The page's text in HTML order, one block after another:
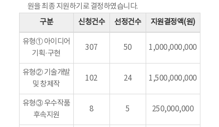
원을 최종 지원하기로 결정하였습니다.
구분
신청건수 선정건수 지원결정액(원)
유형① 아이디어
기획·구현
307 50 1,000,000,000
유형② 기술개발
및 창제작
102 24 1,500,000,000
유형③ 우수작품
후속지원
8 5 250,000,000